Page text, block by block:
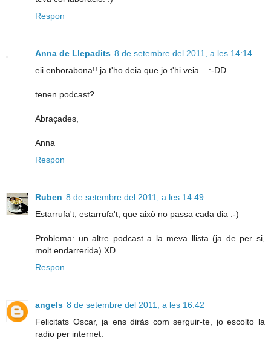
Respon
Anna de Llepadits 8 de setembre del 2011, a les 14:14
eii enhorabona!! ja t'ho deia que jo t'hi veia... :-DD
tenen podcast?
Abraçades,
Anna
Respon
Ruben 8 de setembre del 2011, a les 14:49
Estarrufa't, estarrufa't, que això no passa cada dia :-)
Problema: un altre podcast a la meva llista (ja de per si,
molt endarrerida) XD
Respon
angels 8 de setembre del 2011, a les 16:42
Felicitats Oscar, ja ens diràs com serguir-te, jo escolto la
radio per internet.